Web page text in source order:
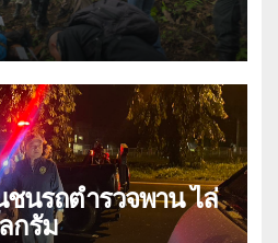
ชนรถตำรวจพาน ไล่
กรัม